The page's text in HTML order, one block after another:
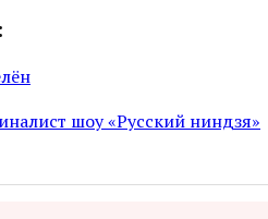
шоу «Русский ниндзя»